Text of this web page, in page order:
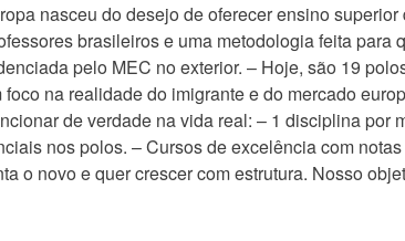
nasceu do desejo de oferecer ensino
brasileiros e uma metodologia feita
pelo MEC no exterior. – Hoje, são 19
foco na realidade do imigrante e do mercado
de verdade na vida real: – 1 disciplina
nos polos. – Cursos de excelência com
o novo e quer crescer com estrutura. Nosso